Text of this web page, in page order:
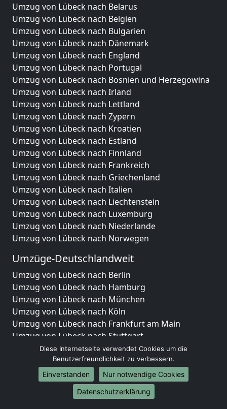
Umzug von Lübeck nach Belarus
Umzug von Lübeck nach Belgien
Umzug von Lübeck nach Bulgarien
Umzug von Lübeck nach Dänemark
Umzug von Lübeck nach England
Umzug von Lübeck nach Portugal
Umzug von Lübeck nach Bosnien und Herzegowina
Umzug von Lübeck nach Irland
Umzug von Lübeck nach Lettland
Umzug von Lübeck nach Zypern
Umzug von Lübeck nach Kroatien
Umzug von Lübeck nach Estland
Umzug von Lübeck nach Finnland
Umzug von Lübeck nach Frankreich
Umzug von Lübeck nach Griechenland
Umzug von Lübeck nach Italien
Umzug von Lübeck nach Liechtenstein
Umzug von Lübeck nach Luxemburg
Umzug von Lübeck nach Niederlande
Umzug von Lübeck nach Norwegen
Umzüge-Deutschlandweit
Umzug von Lübeck nach Berlin
Umzug von Lübeck nach Hamburg
Umzug von Lübeck nach München
Umzug von Lübeck nach Köln
Umzug von Lübeck nach Frankfurt am Main
Umzug von Lübeck nach Stuttgart
Umzug von Lübeck nach Düsseldorf
Umzug von Lübeck nach Leipzig
Umzug von Lübeck nach Dortmund
Umzug von Lübeck nach Essen
Umzug von Lübeck nach Bremen
Diese Internetseite verwendet Cookies um die
Benutzerfreundlichkeit zu verbessern.
Einverstanden
Nur notwendige Cookies
Datenschutzerklärung